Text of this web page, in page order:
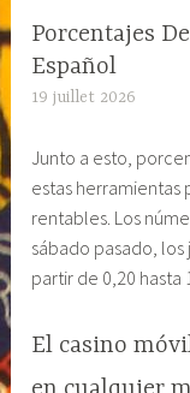
Porcentajes
Español
19 juillet 2026
Junto a esto,
estas herramientas
rentables. Los
sábado pasado,
partir de 0,20 hasta
El casino